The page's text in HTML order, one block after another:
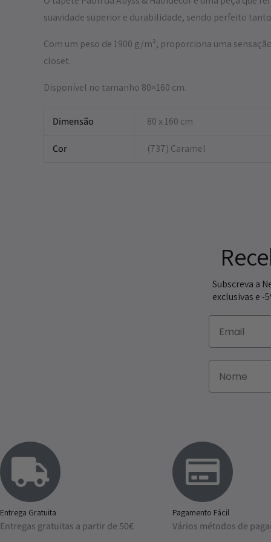
suavidade superior e durabilidade, sendo perfeito
Com um peso de 1900 g/m², proporciona uma
closet.
Disponível no tamanho 80×160 cm.
Dimensão 80 x 160 cm
Cor (737) Caramel
Subscreva a
exclusivas e -
Entrega Gratuita
Entregas gratuitas a partir de 50€
Pagamento Fácil
Vários métodos de